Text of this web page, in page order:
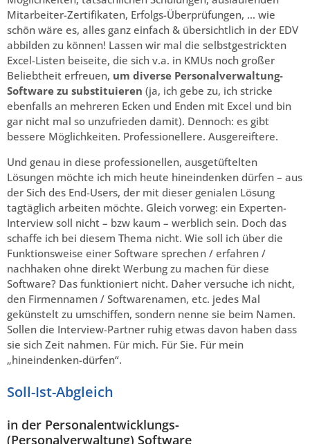
Mitarbeiter-Zertifikaten, Erfolgs-Überprüfungen, … wie
schön wäre es, alles ganz einfach & übersichtlich in der EDV
abbilden zu können! Lassen wir mal die selbstgestrickten
Excel-Listen beiseite, die sich v.a. in KMUs noch großer
Beliebtheit erfreuen, um diverse Personalverwaltung-
Software zu substituieren (ja, ich gebe zu, ich stricke
ebenfalls an mehreren Ecken und Enden mit Excel und bin
gar nicht mal so unzufrieden damit). Dennoch: es gibt
bessere Möglichkeiten. Professionellere. Ausgereiftere.
Und genau in diese professionellen, ausgetüftelten
Lösungen möchte ich mich heute hineindenken dürfen – aus
der Sich des End-Users, der mit dieser genialen Lösung
tagtäglich arbeiten möchte. Gleich vorweg: ein Experten-
Interview soll nicht – bzw kaum – werblich sein. Doch das
schaffe ich bei diesem Thema nicht. Wie soll ich über die
Funktionsweise einer Software sprechen / erfahren /
nachhaken ohne direkt Werbung zu machen für diese
Software? Das funktioniert nicht. Daher versuche ich nicht,
den Firmennamen / Softwarenamen, etc. jedes Mal
gekünstelt zu umschiffen, sondern nenne sie beim Namen.
Sollen die Interview-Partner ruhig etwas davon haben dass
sie sich Zeit nahmen. Für mich. Für Sie. Für mein
„hineindenken-dürfen“.
Soll-Ist-Abgleich
in der Personalentwicklungs-
(Personalverwaltung) Software